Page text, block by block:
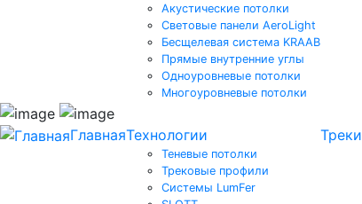
Акустические потолки
Световые панели AeroLight
Бесщелевая система KRAAB
Прямые внутренние углы
Одноуровневые потолки
Многоуровневые потолки
ГлавнаяТехнологии
Теневые потолки
Трековые профили
Системы LumFer
Треки